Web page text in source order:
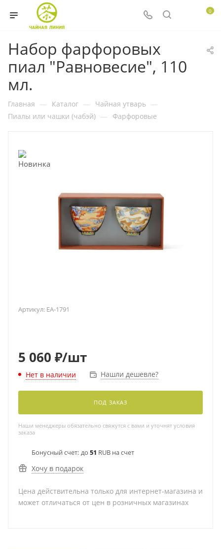
0
Набор фарфоровых
пиал "Равновесие", 110
мл.
Главная — Каталог — Чайная утварь —
Пиалы или чашки (чабэй) — Фарфоровые
Артикул: EA-1791
5 060 ₽/шт
Нет в наличии Нашли дешевле?
ПОД ЗАКАЗ
Наши менеджеры обязательно свяжутся с вами и уточнят условия
заказа
Бонусный счет: до 51 RUB на счет
Хочу в подарок
Цена действительна только для интернет-магазина и
может отличаться от цен в розничных магазинах